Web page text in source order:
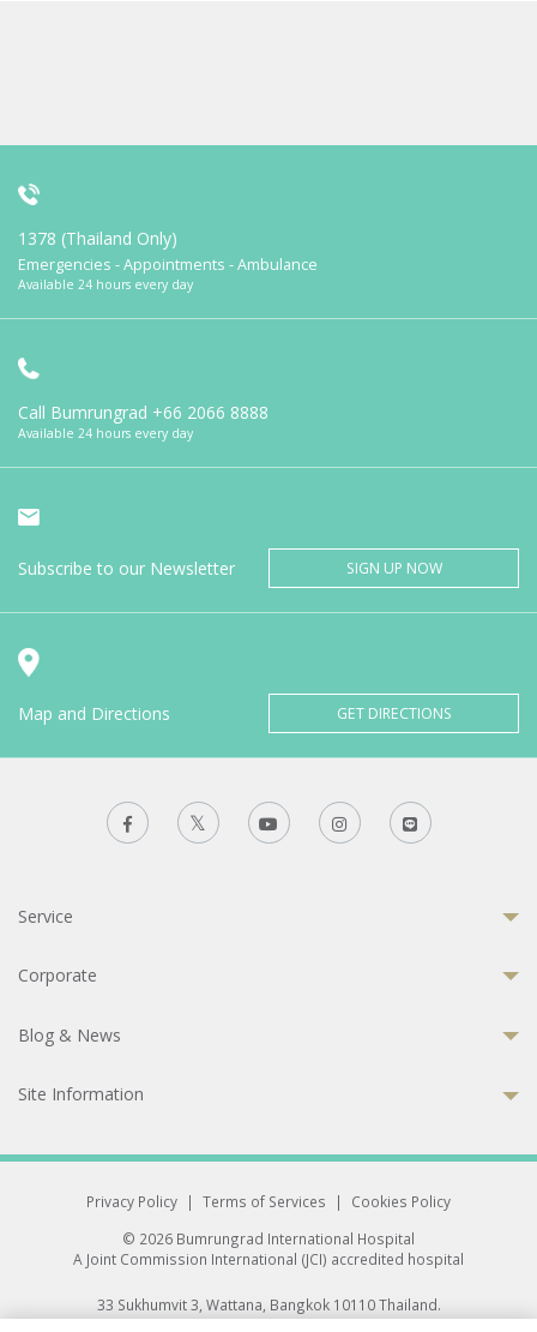
1378 (Thailand Only)
Emergencies - Appointments - Ambulance
Available 24 hours every day
Call Bumrungrad +66 2066 8888
Available 24 hours every day
Subscribe to our Newsletter SIGN UP NOW
Map and Directions GET DIRECTIONS
Service
Corporate
Blog & News
Site Information
Privacy Policy | Terms of Services |
Cookies Policy
© 2026 Bumrungrad International Hospital
A Joint Commission International (JCI) accredited hospital
33 Sukhumvit 3, Wattana, Bangkok 10110 Thailand.
All rights reserved.